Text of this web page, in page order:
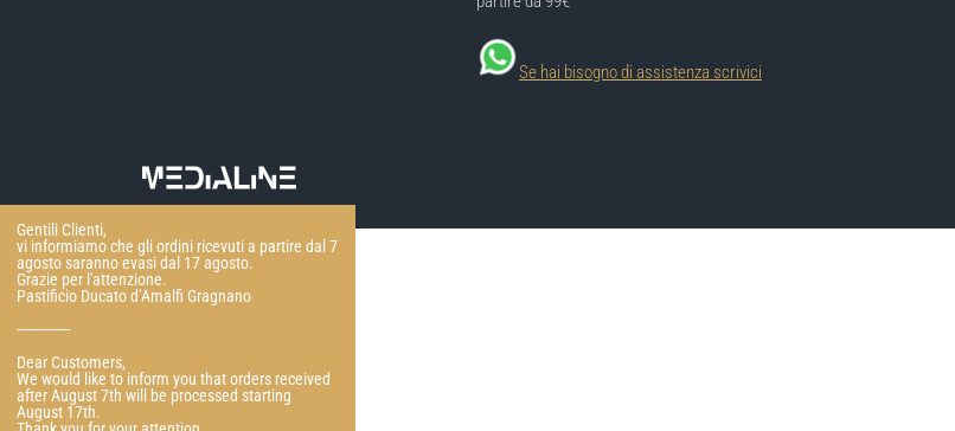
Se hai bisogno di assistenza scrivici
Gentili Clienti,
vi informiamo che gli ordini ricevuti a partire dal 7
agosto saranno evasi dal 17 agosto.
Grazie per l'attenzione.
Pastificio Ducato d’Amalfi Gragnano
---------------
Dear Customers,
We would like to inform you that orders received
after August 7th will be processed starting
August 17th.